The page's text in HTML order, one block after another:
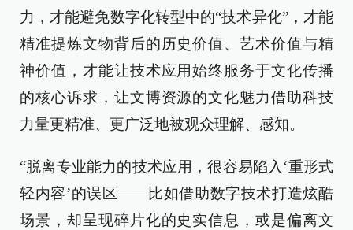
力，才能避免数字化转型中的“技术异化”，才能
精准提炼文物背后的历史价值、艺术价值与精
神价值，才能让技术应用始终服务于文化传播
的核心诉求，让文博资源的文化魅力借助科技
力量更精准、更广泛地被观众理解、感知。
“脱离专业能力的技术应用，很容易陷入‘重形式
轻内容’的误区——比如借助数字技术打造炫酷
场景，却呈现碎片化的史实信息，或是偏离文